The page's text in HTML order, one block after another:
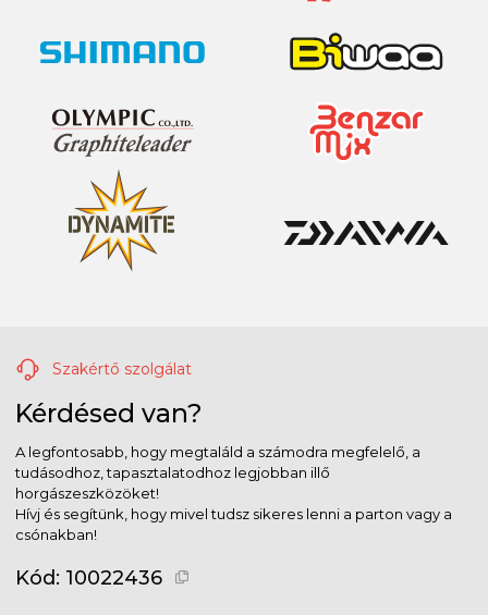
Szakértő szolgálat
Kérdésed van?
A legfontosabb, hogy megtaláld a számodra megfelelő, a
tudásodhoz, tapasztalatodhoz legjobban illő
horgászeszközöket!
Hívj és segítünk, hogy mivel tudsz sikeres lenni a parton vagy a
csónakban!
Kód: 10022436